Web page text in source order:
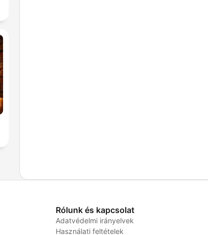
Rólunk és kapcsolat
Adatvédelmi irányelvek
Használati feltételek